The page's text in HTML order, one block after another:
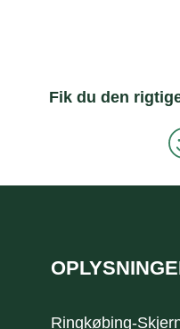
Fik du den
Ringkøbing-